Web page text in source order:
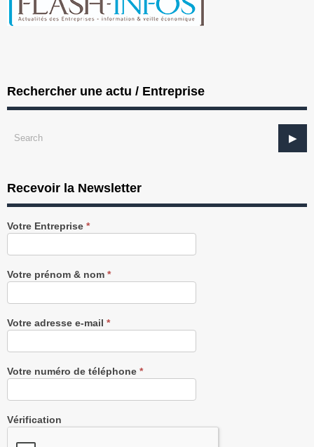
Rechercher une actu / Entreprise
Recevoir la Newsletter
Recevez
notre
gratuitement
Votre Entreprise *
Votre prénom & nom *
Votre adresse e-mail *
Votre numéro de téléphone *
Vérification